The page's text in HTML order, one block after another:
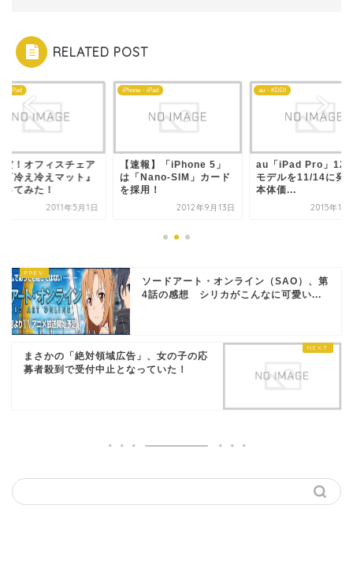
RELATED POST
・iPad
だ！オフィスチェア
『冷え冷えマット』
ってみた！
2011年5月1日
iPhone・iPad
【速報】「iPhone 5」
は「Nano-SIM」カード
を採用！
2012年9月13日
au・KDDI
au「iPad Pro」
モデルを11/14に発
本体価...
2015年11
ソードアート・オンライン（SAO）、第
4話の感想 シリカがこんなに可愛い...
まさかの「絶対領域広告」、女の子の応
募者殺到で受付中止となっていた！